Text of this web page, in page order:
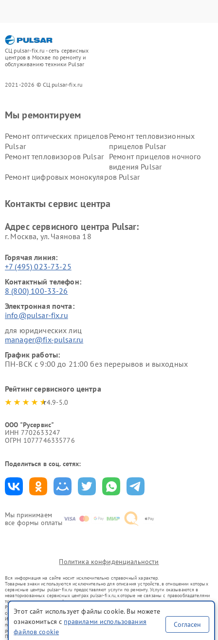
СЦ pulsar-fix.ru - сеть сервисных
центров в Москве по ремонту и
обслуживанию техники Pulsar
2021-2026 © СЦ pulsar-fix.ru
Мы принимаем
все формы оплаты
Мы ремонтируем
Ремонт оптических прицелов
Pulsar
Ремонт тепловизионных
прицелов Pulsar
Ремонт тепловизоров Pulsar
Ремонт прицелов ночного
видения Pulsar
Ремонт цифровых монокуляров Pulsar
Контакты сервис центра
Адрес сервисного центра Pulsar:
г. Москва, ул. Чаянова 18
Горячая линия:
+7 (495) 023-73-25
Контактный телефон:
8 (800) 100-33-26
Электронная почта:
info@pulsar-fix.ru
для юридических лиц
manager@fix-pulsar.ru
График работы:
ПН-ВСК с 9:00 до 21:00 без перерывов и выходных
Рейтинг сервисного центра
4.9-5.0
ООО "Русервис"
ИНН 7702633247
ОГРН 1077746335776
Поделиться в соц. сетях:
Политика конфиденциальности
Вся информация на сайте носит исключительно справочный характер.
Товарные знаки используются исключительно для описания устройств, в отношении которых
сервисные центры pulsar-fix.ru предоставляют услуги по ремонту. Услуги оказываются в
неавторизованных сервисных центрах pulsar-fix.ru, которые не связаны с правообладателями
товарных знаков или их официальными представителями.
Ремонт осуществляется для устройств, уже введенных в гражданский оборот в соответствии
со статьей 1487 ГК РФ.
Использование товарных знаков не преследует цели индивидуализации услуг или введения
потребителей в заблуждение, а служит для информирования о предоставляемых услугах по
ремонту техники указанных брендов.
Представленная на сайте информация не является публичной офертой, определяемой
Этот сайт использует файлы cookie. Вы можете
ознакомиться с правилами использования
файлов cookie
Согласен